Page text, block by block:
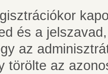
és a
az
törölte az